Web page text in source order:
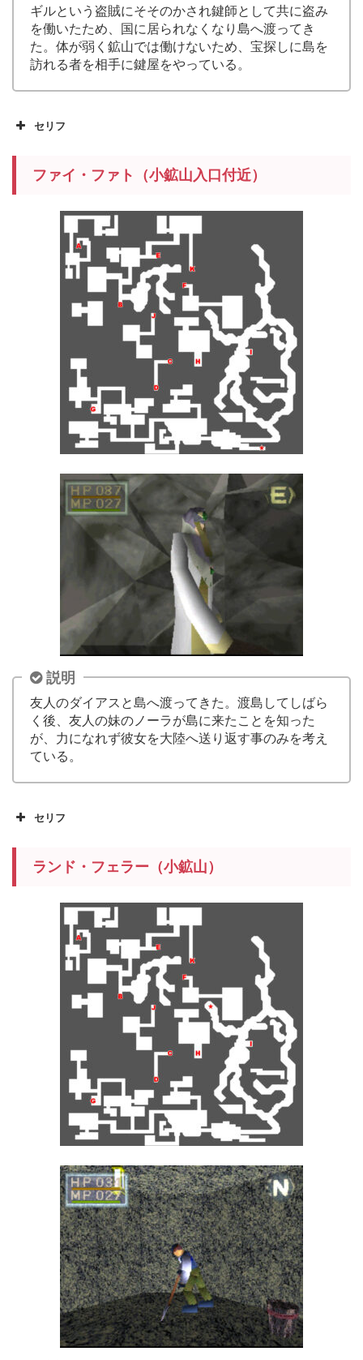
ギルという盗賊にそそのかされ鍵師として共に盗み
を働いたため、国に居られなくなり島へ渡ってき
た。体が弱く鉱山では働けないため、宝探しに島を
訪れる者を相手に鍵屋をやっている。
セリフ
ファイ・ファト（小鉱山入口付近）
説明
友人のダイアスと島へ渡ってきた。渡島してしばら
く後、友人の妹のノーラが島に来たことを知った
が、力になれず彼女を大陸へ送り返す事のみを考え
ている。
セリフ
ランド・フェラー（小鉱山）